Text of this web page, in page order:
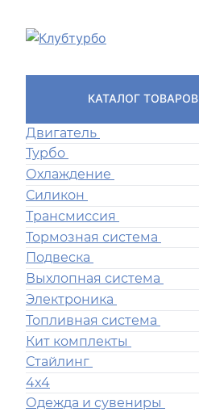
КАТАЛОГ ТОВАРОВ
Двигатель
Турбо
Охлаждение
Силикон
Трансмиссия
Тормозная система
Подвеска
Выхлопная система
Электроника
Топливная система
Кит комплекты
Стайлинг
4x4
Одежда и сувениры